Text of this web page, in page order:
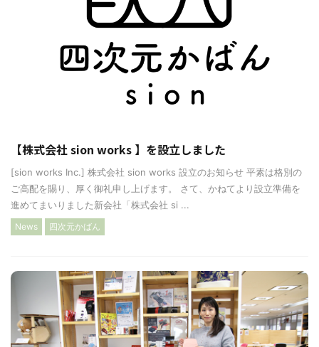
【株式会社 sion works 】を設立しました
[sion works Inc.] 株式会社 sion works 設立のお知らせ 平素は格別の
ご高配を賜り、厚く御礼申し上げます。 さて、かねてより設立準備を
進めてまいりました新会社「株式会社 si ...
News 四次元かばん